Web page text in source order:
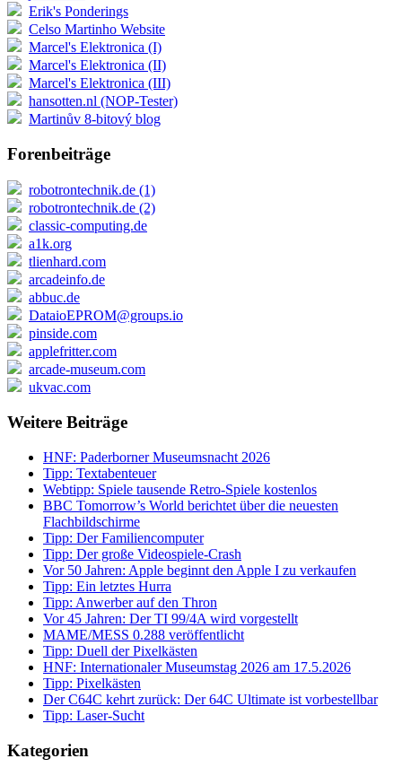
Erik's Ponderings
Celso Martinho Website
Marcel's Elektronica (I)
Marcel's Elektronica (II)
Marcel's Elektronica (III)
hansotten.nl (NOP-Tester)
Martinův 8-bitový blog
Forenbeiträge
robotrontechnik.de (1)
robotrontechnik.de (2)
classic-computing.de
a1k.org
tlienhard.com
arcadeinfo.de
abbuc.de
DataioEPROM@groups.io
pinside.com
applefritter.com
arcade-museum.com
ukvac.com
Weitere Beiträge
HNF: Paderborner Museumsnacht 2026
Tipp: Textabenteuer
Webtipp: Spiele tausende Retro-Spiele kostenlos
BBC Tomorrow’s World berichtet über die neuesten
Flachbildschirme
Tipp: Der Familiencomputer
Tipp: Der große Videospiele-Crash
Vor 50 Jahren: Apple beginnt den Apple I zu verkaufen
Tipp: Ein letztes Hurra
Tipp: Anwerber auf den Thron
Vor 45 Jahren: Der TI 99/4A wird vorgestellt
MAME/MESS 0.288 veröffentlicht
Tipp: Duell der Pixelkästen
HNF: Internationaler Museumstag 2026 am 17.5.2026
Tipp: Pixelkästen
Der C64C kehrt zurück: Der 64C Ultimate ist vorbestellbar
Tipp: Laser-Sucht
Kategorien